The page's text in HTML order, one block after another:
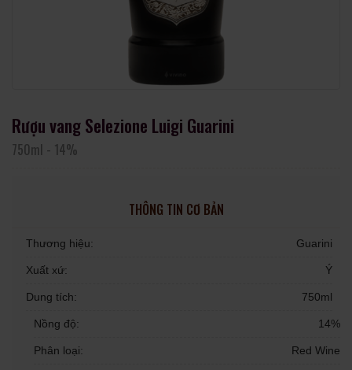
Rượu vang Selezione Luigi Guarini
750ml - 14%
THÔNG TIN CƠ BẢN
Thương hiệu: Guarini
Xuất xứ: Ý
Dung tích: 750ml
Nồng độ: 14%
Phân loại: Red Wine